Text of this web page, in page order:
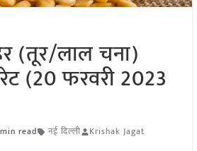
(तूर/लाल चना)
(20 फरवरी 2023
read नई दिल्ली Krishak Jagat